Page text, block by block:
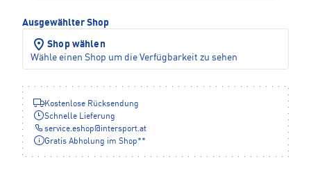
Ausgewählter Shop
Shop wählen
Wähle einen Shop um die Verfügbarkeit zu sehen
Kostenlose Rücksendung
Schnelle Lieferung
service.eshop@ intersport.at
Gratis Abholung im Shop**